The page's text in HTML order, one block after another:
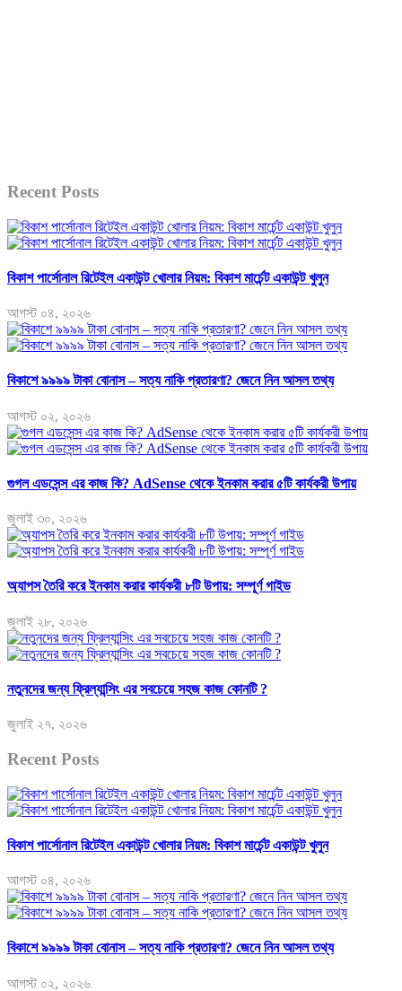
Recent Posts
বিকাশ পার্সোনাল রিটেইল একাউন্ট খোলার নিয়ম: বিকাশ মার্চেন্ট একাউন্ট খুলুন
আগস্ট ০৪, ২০২৬
বিকাশে ৯৯৯৯ টাকা বোনাস – সত্য নাকি প্রতারণা? জেনে নিন আসল তথ্য
আগস্ট ০২, ২০২৬
গুগল এডসেন্স এর কাজ কি? AdSense থেকে ইনকাম করার ৫টি কার্যকরী উপায়
জুলাই ৩০, ২০২৬
অ্যাপস তৈরি করে ইনকাম করার কার্যকরী ৮টি উপায়: সম্পূর্ণ গাইড
জুলাই ২৮, ২০২৬
নতুনদের জন্য ফ্রিল্যান্সিং এর সবচেয়ে সহজ কাজ কোনটি ?
জুলাই ২৭, ২০২৬
Recent Posts
বিকাশ পার্সোনাল রিটেইল একাউন্ট খোলার নিয়ম: বিকাশ মার্চেন্ট একাউন্ট খুলুন
আগস্ট ০৪, ২০২৬
বিকাশে ৯৯৯৯ টাকা বোনাস – সত্য নাকি প্রতারণা? জেনে নিন আসল তথ্য
আগস্ট ০২, ২০২৬